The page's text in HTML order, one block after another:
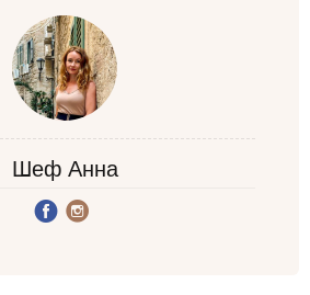
Шеф Анна